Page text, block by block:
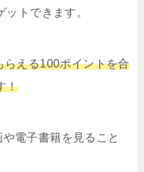
トできます。
らえる100ポイントを合
！
電子書籍を見ること